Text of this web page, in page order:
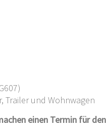
Trailer und Wohnwagen
einen Termin für